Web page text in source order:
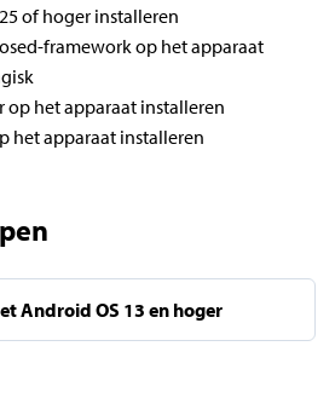
of hoger installeren
framework op het apparaat
op het apparaat installeren
het apparaat installeren
Android OS 13 en hoger